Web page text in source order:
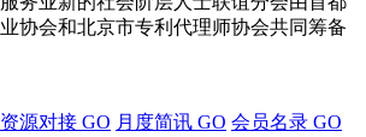
协会和北京市专利代理师协会共同筹备
资源对接 GO 月度简讯 GO 会员名录 GO